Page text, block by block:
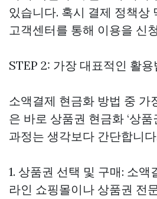
있습니다. 혹시 결제 정책상
고객센터를 통해 이용을 신
STEP 2: 가장 대표적인 활용
소액결제 현금화 방법 중 가
은 바로 상품권 현금화 ‘상
과정는 생각보다 간단합니
1. 상품권 선택 및 구매: 소액
라인 쇼핑몰이나 상품권 전